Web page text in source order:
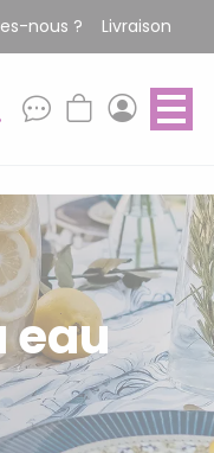
nous ? Livraison
eau